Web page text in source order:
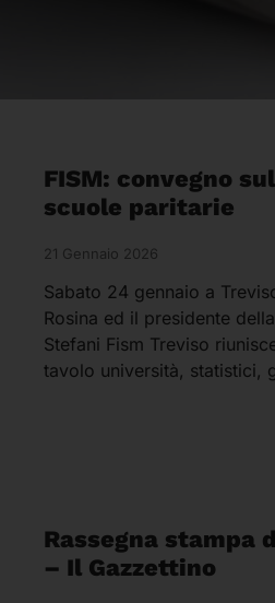
FISM: convegno
scuole paritarie
21 Gennaio 2026
Sabato 24 gennaio a
Rosina ed il presidente
Stefani Fism Treviso
tavolo università, statistici,
Rassegna stampa
– Il Gazzettino